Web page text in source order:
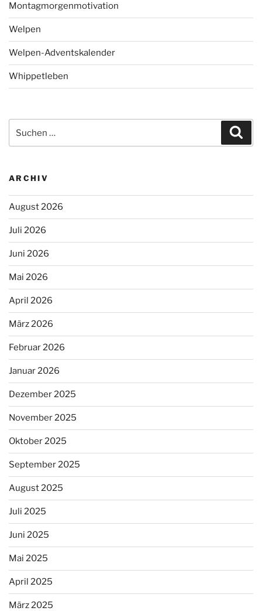
Montagmorgenmotivation
Welpen
Welpen-Adventskalender
Whippetleben
nach:
ARCHIV
August 2026
Juli 2026
Juni 2026
Mai 2026
April 2026
März 2026
Februar 2026
Januar 2026
Dezember 2025
November 2025
Oktober 2025
September 2025
August 2025
Juli 2025
Juni 2025
Mai 2025
April 2025
März 2025